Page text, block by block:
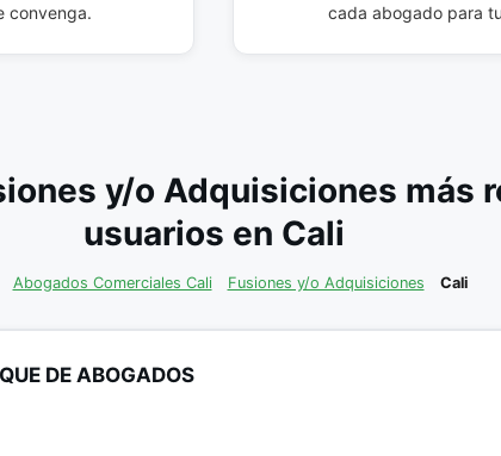
convenga.
cada abogado para
y/o Adquisiciones más
usuarios en Cali
Abogados Comerciales Cali Fusiones y/o Adquisiciones Cali
DE ABOGADOS